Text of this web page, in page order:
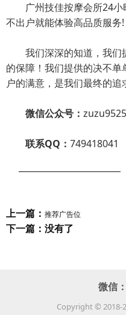
广州技佳按摩会所24小
不出户就能体验高品质服务!
我们深深的知道，我们
的保障！我们提供的决不
户的满意，是我们最终的追
微信公众号： zuzu9525
联系QQ： 749418041
上一篇： 推荐广告位
下一篇：没有了
微信：
Copyright © 2018-